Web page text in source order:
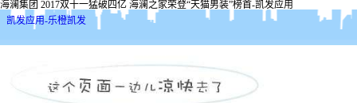
海澜集团 2017双十一猛破四亿 海澜之家荣登“天猫男装”榜首-凯发应用
凯发应用-乐橙凯发